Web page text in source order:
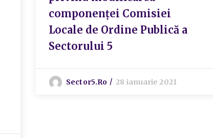
componenței Comisiei
Locale de Ordine Publică a
Sectorului 5
Sector5.ro 28 ianuarie 2021